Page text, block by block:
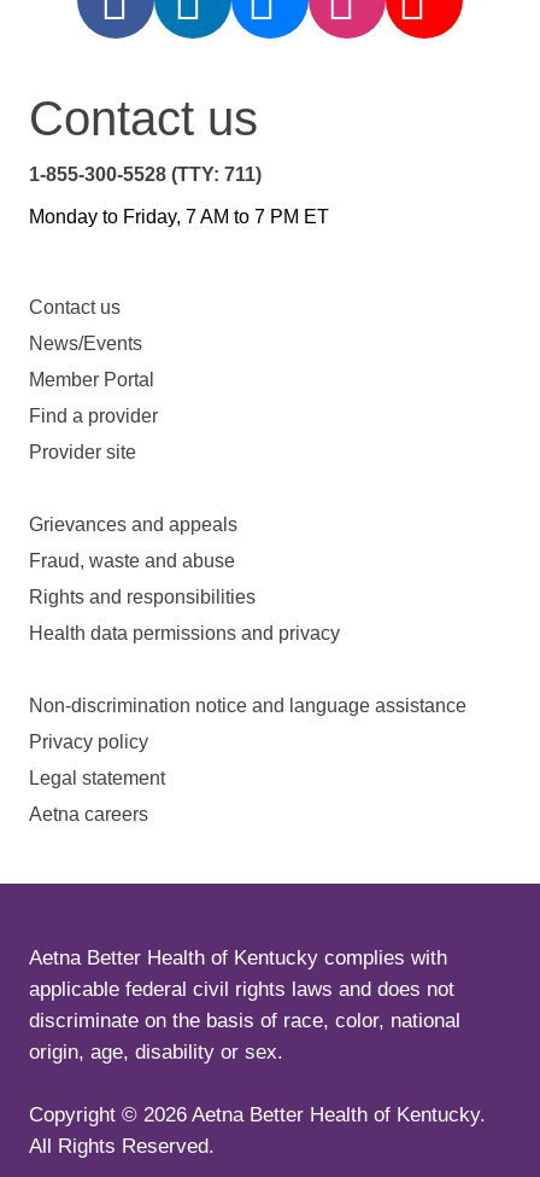
Contact us
1-855-300-5528 (TTY: 711)
Monday to Friday, 7 AM to 7 PM ET
Contact us
News/Events
Member Portal
Find a provider
Provider site
Grievances and appeals
Fraud, waste and abuse
Rights and responsibilities
Health data permissions and privacy
Non-discrimination notice and language assistance
Privacy policy
Legal statement
Aetna careers
Aetna Better Health of Kentucky complies with
applicable federal civil rights laws and does not
discriminate on the basis of race, color, national
origin, age, disability or sex.
Copyright © 2026 Aetna Better Health of Kentucky.
All Rights Reserved.